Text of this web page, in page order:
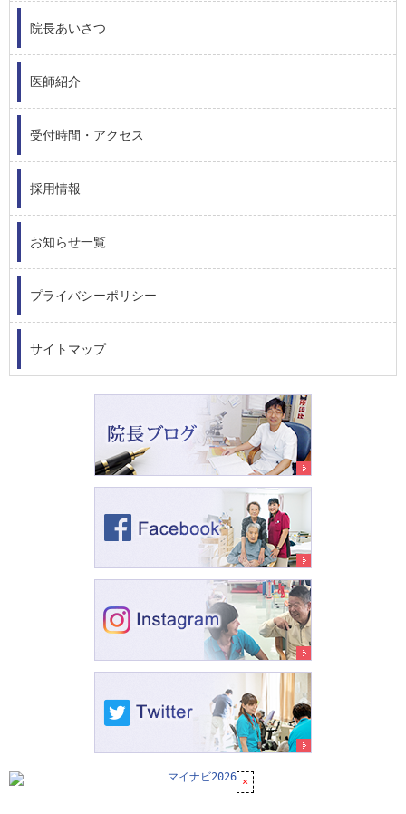
院長あいさつ
医師紹介
受付時間・アクセス
採用情報
お知らせ一覧
プライバシーポリシー
サイトマップ